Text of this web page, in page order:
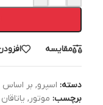
مقایسه
دسته: اسپرو, بر اساس
برچسب: موتور, یاتاقان